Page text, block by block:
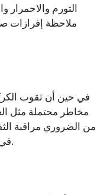
التورم
ملاحظة إفرازات
في حين أن ثقوب
مخاطر محتملة مثل
من الضروري مراقبة
في حالة ظهور أي مخاوف أو مضاعفات.